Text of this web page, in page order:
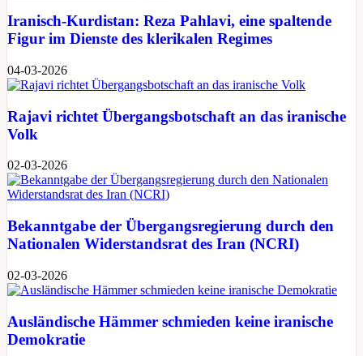
Iranisch-Kurdistan: ​Reza Pahlavi, eine spaltende
Figur im Dienste des klerikalen Regimes
04-03-2026
Rajavi richtet Übergangsbotschaft an das iranische
Volk
02-03-2026
Bekanntgabe der Übergangsregierung durch den
Nationalen Widerstandsrat des Iran (NCRI)
02-03-2026
Ausländische Hämmer schmieden keine iranische
Demokratie